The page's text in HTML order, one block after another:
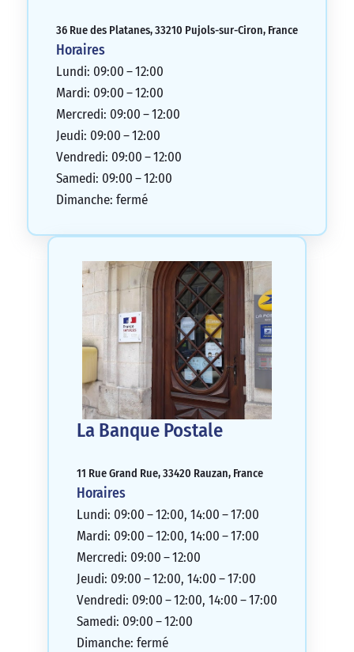
36 Rue des Platanes, 33210 Pujols-sur-Ciron, France
Horaires
Lundi: 09:00 – 12:00
Mardi: 09:00 – 12:00
Mercredi: 09:00 – 12:00
Jeudi: 09:00 – 12:00
Vendredi: 09:00 – 12:00
Samedi: 09:00 – 12:00
Dimanche: fermé
La Banque Postale
11 Rue Grand Rue, 33420 Rauzan, France
Horaires
Lundi: 09:00 – 12:00, 14:00 – 17:00
Mardi: 09:00 – 12:00, 14:00 – 17:00
Mercredi: 09:00 – 12:00
Jeudi: 09:00 – 12:00, 14:00 – 17:00
Vendredi: 09:00 – 12:00, 14:00 – 17:00
Samedi: 09:00 – 12:00
Dimanche: fermé